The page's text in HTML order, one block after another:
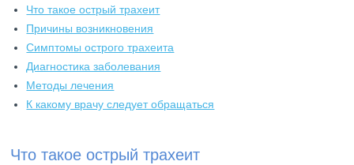
Что такое острый трахеит
Причины возникновения
Симптомы острого трахеита
Диагностика заболевания
Методы лечения
К какому врачу следует обращаться
Что такое острый трахеит